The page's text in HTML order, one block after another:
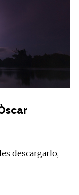
descargarlo,